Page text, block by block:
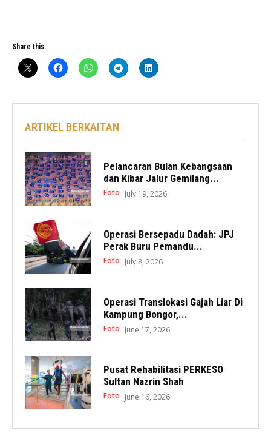
Share this:
ARTIKEL BERKAITAN
Pelancaran Bulan Kebangsaan
dan Kibar Jalur Gemilang...
Foto July 19, 2026
Operasi Bersepadu Dadah: JPJ
Perak Buru Pemandu...
Foto July 8, 2026
Operasi Translokasi Gajah Liar Di
Kampung Bongor,...
Foto June 17, 2026
Pusat Rehabilitasi PERKESO
Sultan Nazrin Shah
Foto June 16, 2026